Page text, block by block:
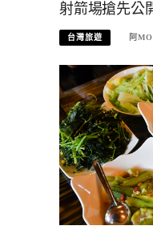
射箭場搶先公
台灣旅遊 阿